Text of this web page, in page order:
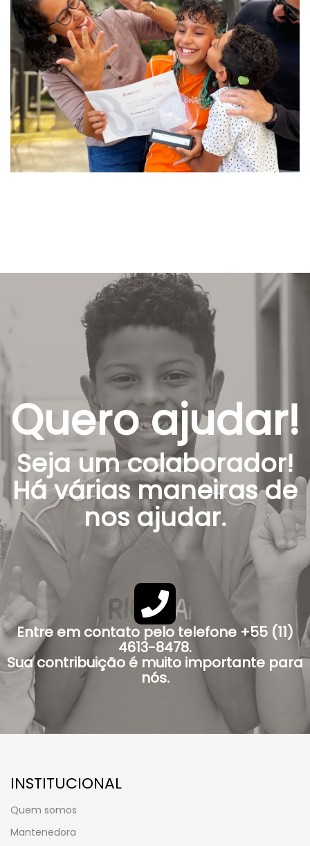
Quero ajudar!
Seja um colaborador!
Há várias maneiras de
nos ajudar.
Entre em contato pelo telefone +55 (11)
4613-8478.
Sua contribuição é muito importante para
nós.
INSTITUCIONAL
Quem somos
Mantenedora